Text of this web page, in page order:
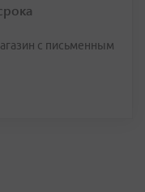
с письменным